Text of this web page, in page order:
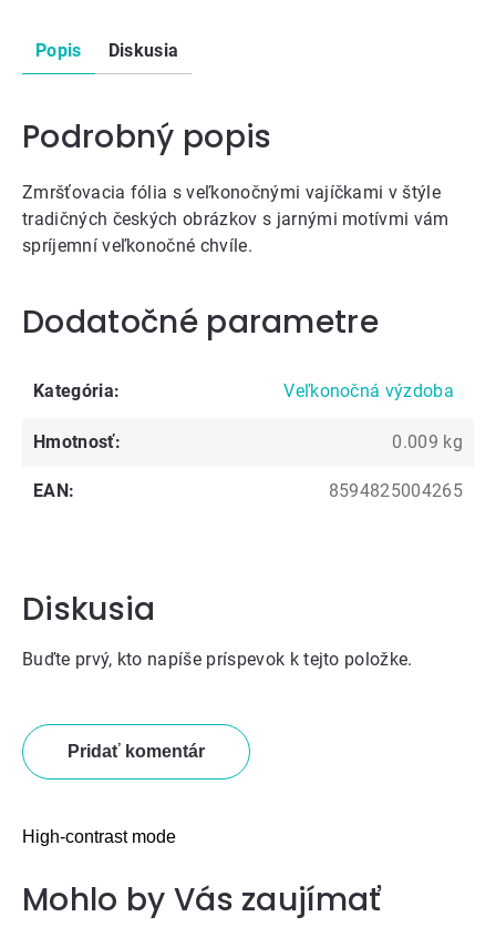
Popis Diskusia
Podrobný popis
Zmršťovacia fólia s veľkonočnými vajíčkami v štýle
tradičných českých obrázkov s jarnými motívmi vám
spríjemní veľkonočné chvíle.
Dodatočné parametre
Kategória: Veľkonočná výzdoba
Hmotnosť: 0.009 kg
EAN: 8594825004265
Diskusia
Buďte prvý, kto napíše príspevok k tejto položke.
Pridať komentár
High-contrast mode
Mohlo by Vás zaujímať